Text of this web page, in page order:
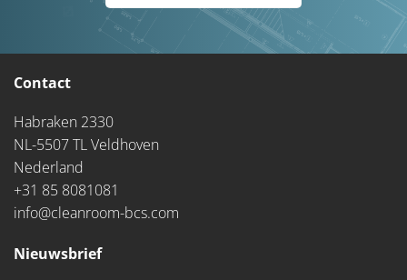
Contact
Habraken 2330
NL-5507 TL Veldhoven
Nederland
+31 85 8081081
info@cleanroom-bcs.com
Nieuwsbrief